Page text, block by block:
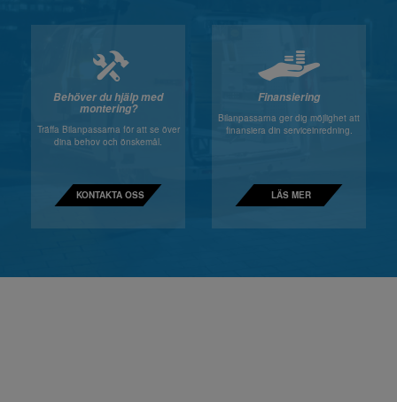
Behöver du hjälp med
montering?
Träffa Bilanpassarna för att se över
dina behov och önskemål.
KONTAKTA OSS
Finansiering
Bilanpassarna ger dig möjlighet att
finansiera din serviceinredning.
LÄS MER